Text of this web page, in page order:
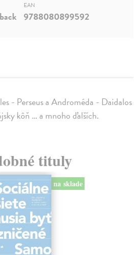
- Perseus a Androméda - Daidalos
kôň … a mnoho ďalších.
EAN
9788080899592
tituly
na sklade